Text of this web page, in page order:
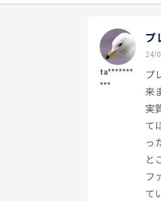
ta*******
***
プ
24/
プ
来
実
て
っ
と
フ
て